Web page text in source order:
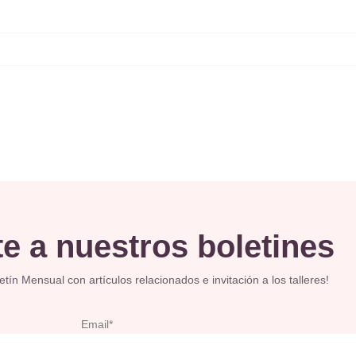
a nuestros boletines
Mensual con artículos relacionados e invitación a los talleres!
Email*